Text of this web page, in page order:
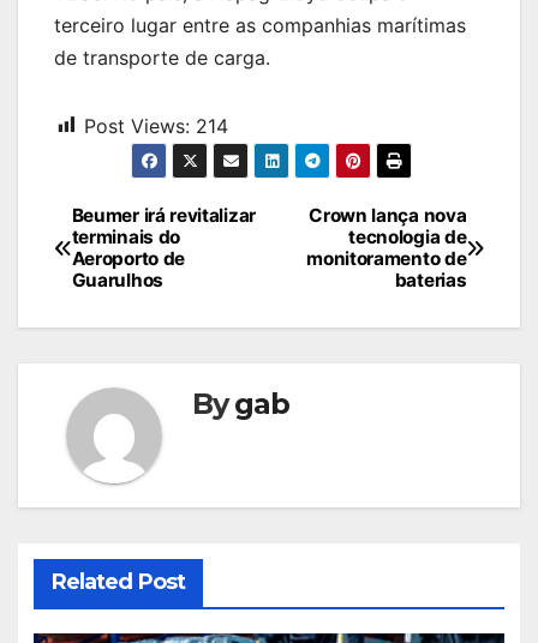
terceiro lugar entre as companhias marítimas
de transporte de carga.
Post Views: 214
Navegação
de
Post
Crown lança nova
tecnologia de
monitoramento de
baterias
Beumer irá revitalizar
terminais do
Aeroporto de
Guarulhos
Bygab
Related Post